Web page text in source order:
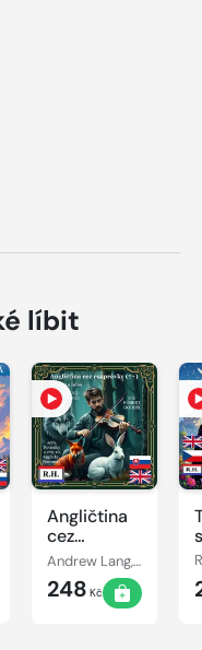
líbit
Angličtina
cez
rozprávky
(7+)
Andrew Lang, Róbert Hodoši
248 Kč